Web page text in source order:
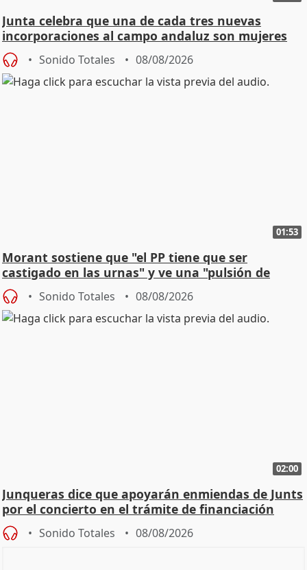
Junta celebra que una de cada tres nuevas
incorporaciones al campo andaluz son mujeres
jóvenes
Sonido Totales 08/08/2026
01:53
Morant sostiene que "el PP tiene que ser
castigado en las urnas" y ve una "pulsión de
cambio"
Sonido Totales 08/08/2026
02:00
Junqueras dice que apoyarán enmiendas de Junts
por el concierto en el trámite de financiación
Sonido Totales 08/08/2026